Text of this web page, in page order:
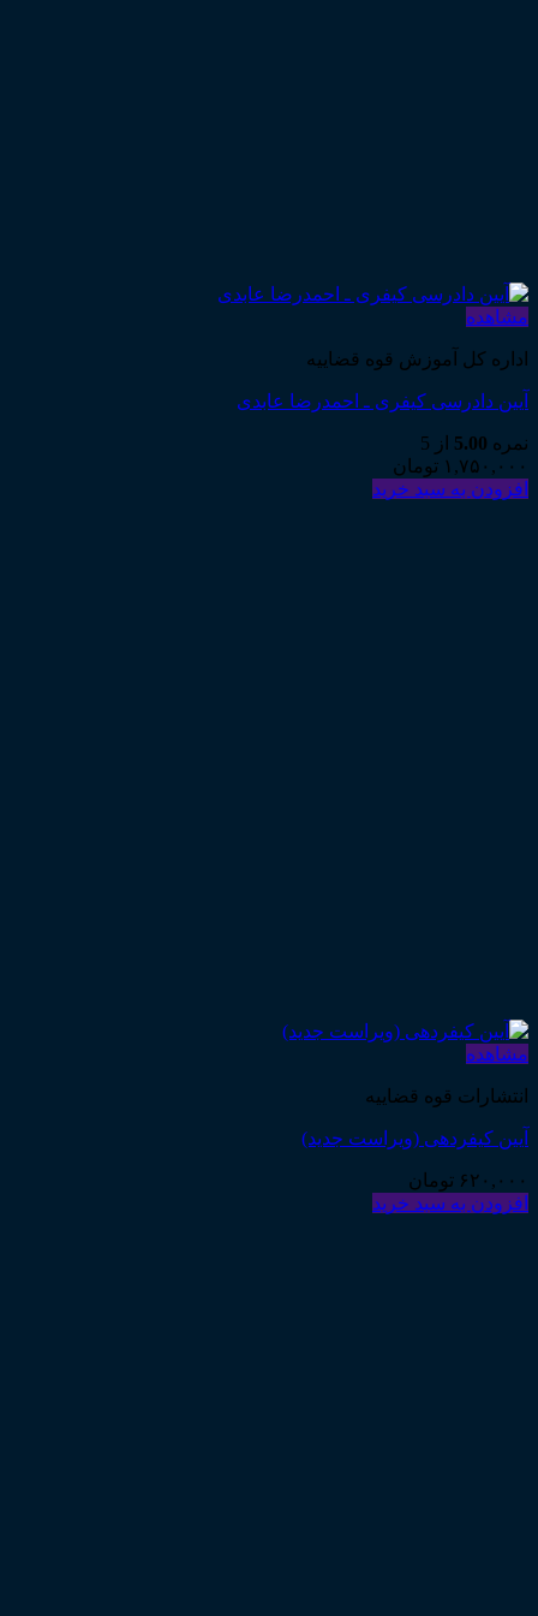
مشاهده
اداره کل آموزش قوه قضاییه
آیین دادرسی کیفری ـ احمدرضا عابدی
نمره 5.00 از 5
۱,۷۵۰,۰۰۰ تومان
افزودن به سبد خرید
مشاهده
انتشارات قوه قضاییه
آیین کیفردهی (ویراست جدید)
۶۲۰,۰۰۰ تومان
افزودن به سبد خرید